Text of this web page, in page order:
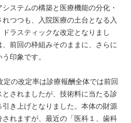
ステムの構築と医療機能の分化・
つつも、入院医療の土台となる入
ラスティックな改定となりまし
前回の枠組みそのままに、さらに
印象です。
の改定率は診療報酬全体では前回
されましたが、技術料に当たる診
き上げとなりました。本体の財源
れますが、最近の「医科１、歯科